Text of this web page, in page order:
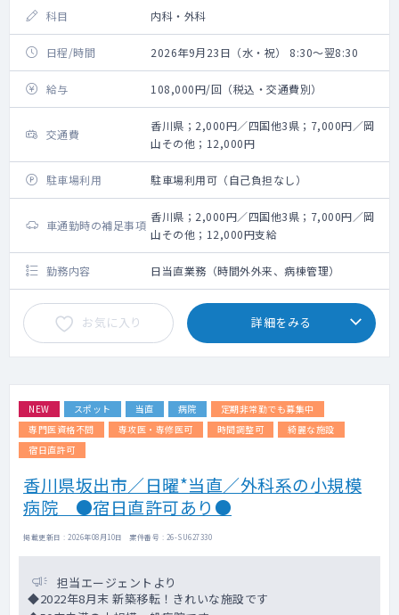
科目 内科・外科
日程/時間 2026年9月23日（水・祝） 8:30～翌8:30
給与 108,000円/回（税込・交通費別）
交通費
香川県；2,000円／四国他3県；7,000円／岡
山その他；12,000円
駐車場利用 駐車場利用可（自己負担なし）
車通勤時の補足事項
香川県；2,000円／四国他3県；7,000円／岡
山その他；12,000円支給
勤務内容 日当直業務（時間外外来、病棟管理）
お気に入り 詳細をみる
NEW スポット 当直 病院
定期非常勤でも募集中
専門医資格不問
専攻医・専修医可 時間調整可
綺麗な施設
宿日直許可
香川県坂出市／日曜*当直／外科系の小規模
病院 ●宿日直許可あり●
掲載更新日 : 2026年08月10日 案件番号 : 26-SU627330
担当エージェントより
◆2022年8月末 新築移転！きれいな施設です